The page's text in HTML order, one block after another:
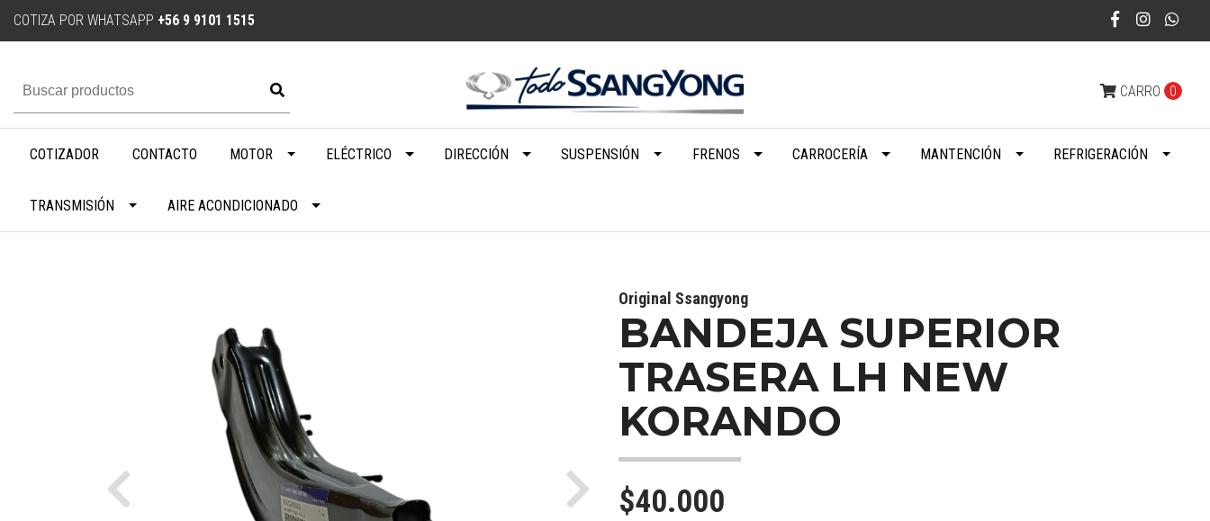
COTIZA POR WHATSAPP +56 9 9101 1515
CARRO 0
COTIZADOR CONTACTO MOTOR ELÉCTRICO DIRECCIÓN SUSPENSIÓN FRENOS CARROCERÍA MANTENCIÓN REFRIGERACIÓN
TRANSMISIÓN AIRE ACONDICIONADO
Previous Next
Original Ssangyong
BANDEJA SUPERIOR
TRASERA LH NEW
KORANDO
$40.000